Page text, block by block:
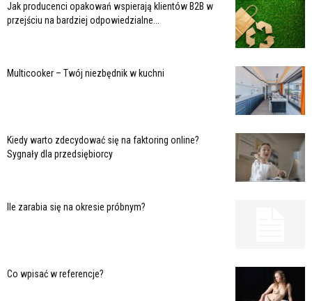
Jak producenci opakowań wspierają klientów B2B w
przejściu na bardziej odpowiedzialne...
Multicooker – Twój niezbędnik w kuchni
Kiedy warto zdecydować się na faktoring online?
Sygnały dla przedsiębiorcy
Ile zarabia się na okresie próbnym?
Co wpisać w referencje?